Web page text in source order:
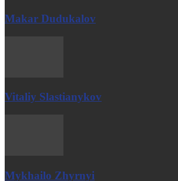
Makar Dudukalov
Vitaliy Slastianykov
Mykhailo Zhyrnyi